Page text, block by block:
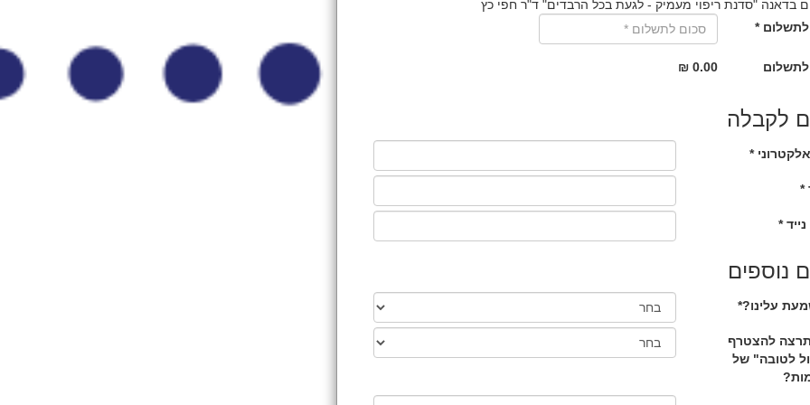
בדאנה "סדנת ריפוי מעמיק - לגעת בכל הרבדים" ד"ר חפי כץ
*
0.00 ₪
לקבלה
*
*
*
נוספים
עלינו?*
להצטרף
לטובה" של